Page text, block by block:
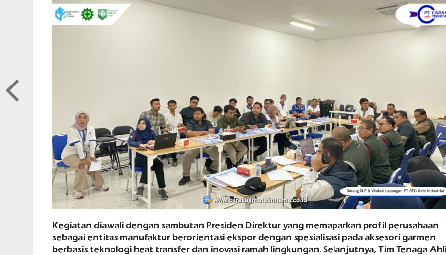
Kegiatan diawali dengan sambutan Presiden Direktur yang memaparkan profil perusahaan
sebagai entitas manufaktur berorientasi ekspor dengan spesialisasi pada aksesori garmen
berbasis teknologi heat transfer dan inovasi ramah lingkungan. Selanjutnya, Tim Tenaga Ahli